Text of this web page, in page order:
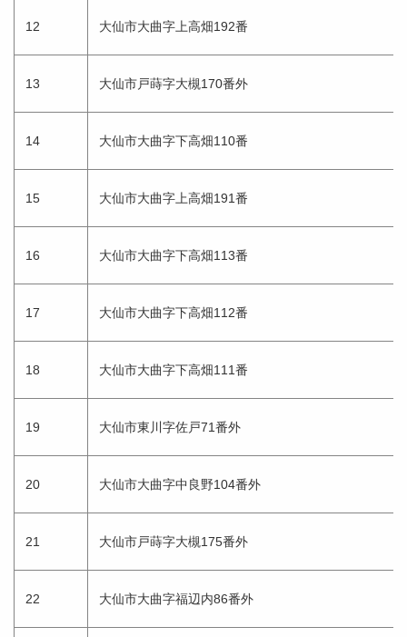
12 大仙市大曲字上高畑192番
13 大仙市戸蒔字大槻170番外
14 大仙市大曲字下高畑110番
15 大仙市大曲字上高畑191番
16 大仙市大曲字下高畑113番
17 大仙市大曲字下高畑112番
18 大仙市大曲字下高畑111番
19 大仙市東川字佐戸71番外
20 大仙市大曲字中良野104番外
21 大仙市戸蒔字大槻175番外
22 大仙市大曲字福辺内86番外